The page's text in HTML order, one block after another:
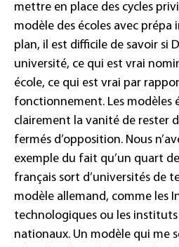
mettre en place des cycles
modèle des écoles avec prépa
plan, il est difficile de savoir si
université, ce qui est vrai
école, ce qui est vrai par
fonctionnement. Les modèles
clairement la vanité de rester
fermés d’opposition. Nous
exemple du fait qu’un quart
français sort d’universités de
modèle allemand, comme les
technologiques ou les
nationaux. Un modèle qui me